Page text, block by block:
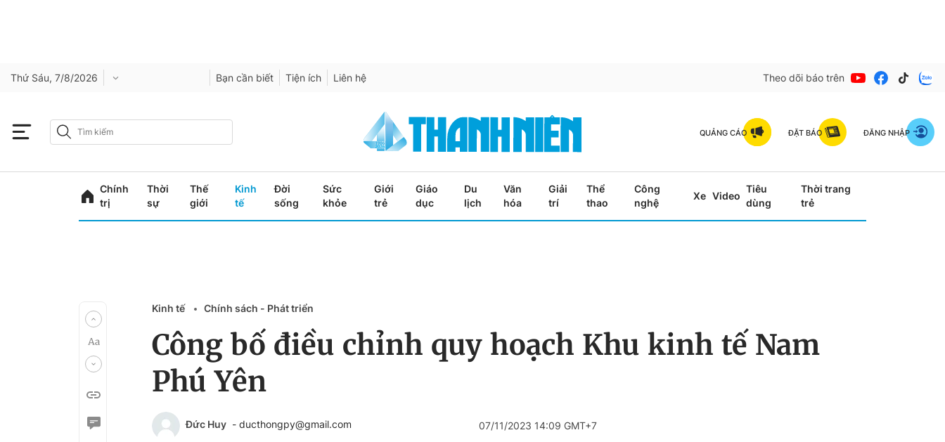
Thứ Sáu, 7/8/2026 Bạn cần biết Tiện ích Liên hệ Theo dõi báo trên
QUẢNG CÁO ĐẶT BÁO ĐĂNG NHẬP
Chính
trị
Thời
sự
Thế
giới
Kinh
tế
Đời
sống
Sức
khỏe
Giới
trẻ
Giáo
dục
Du
lịch
Văn
hóa
Giải
trí
Thể
thao
Công
nghệ
Xe Video
Tiêu
dùng
Thời trang
trẻ
Kinh tế Chính sách - Phát triển
Công bố điều chỉnh quy hoạch Khu kinh tế Nam
Phú Yên
Đức Huy - ducthongpy@gmail.com 07/11/2023 14:09 GMT+7